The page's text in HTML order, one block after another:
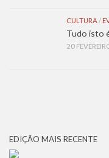
CULTURA/
Tudo isto
20
EDIÇÃO MAIS RECENTE